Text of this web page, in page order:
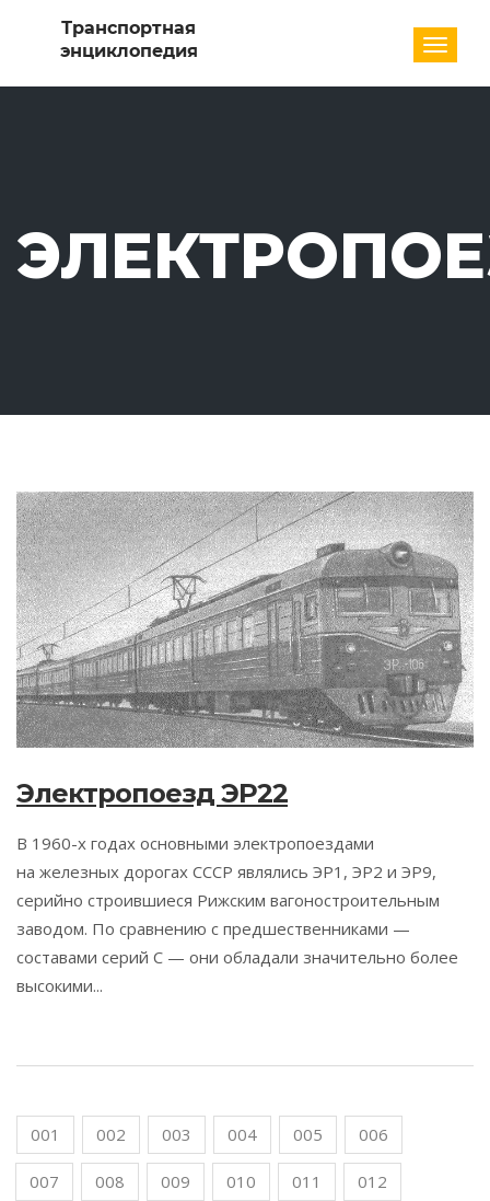
Электропоезд ЭР22
В 1960-х годах основными электропоездами
на железных дорогах СССР являлись ЭР1, ЭР2 и ЭР9,
серийно строившиеся Рижским вагоностроительным
заводом. По сравнению с предшественниками —
составами серий С — они обладали значительно более
высокими...
001 002 003 004 005 006
007 008 009 010 011 012